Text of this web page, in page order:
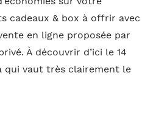
cadeaux & box à offrir avec
en ligne proposée par
À découvrir d’ici le 14
qui vaut très clairement le